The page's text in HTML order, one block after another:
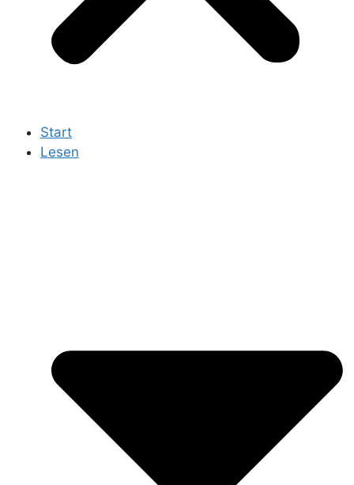
Start
Lesen